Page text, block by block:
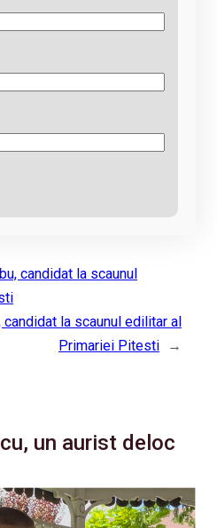
candidat la scaunul
candidat la scaunul edilitar al
Primariei Pitesti
→
un aurist deloc